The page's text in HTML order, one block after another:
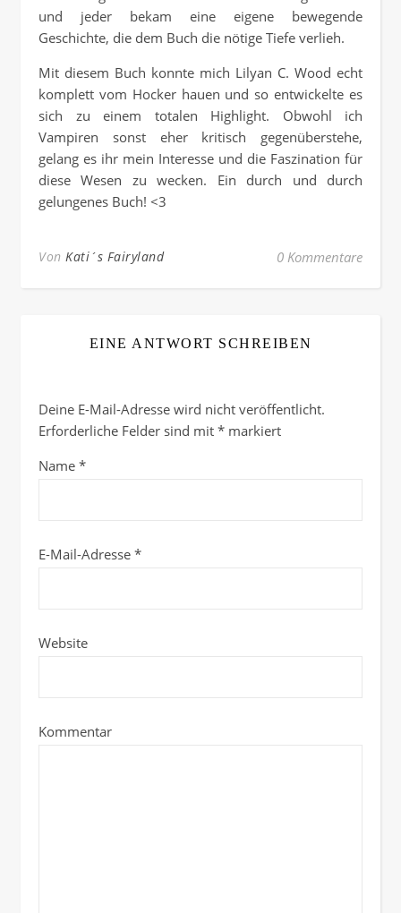
und jeder bekam eine eigene bewegende
Geschichte, die dem Buch die nötige Tiefe verlieh.
Mit diesem Buch konnte mich Lilyan C. Wood echt
komplett vom Hocker hauen und so entwickelte es
sich zu einem totalen Highlight. Obwohl ich
Vampiren sonst eher kritisch gegenüberstehe,
gelang es ihr mein Interesse und die Faszination für
diese Wesen zu wecken. Ein durch und durch
gelungenes Buch! <3
Von Kati´s Fairyland 0 Kommentare
EINE ANTWORT SCHREIBEN
Deine E-Mail-Adresse wird nicht veröffentlicht.
Erforderliche Felder sind mit * markiert
Name *
E-Mail-Adresse *
Website
Kommentar